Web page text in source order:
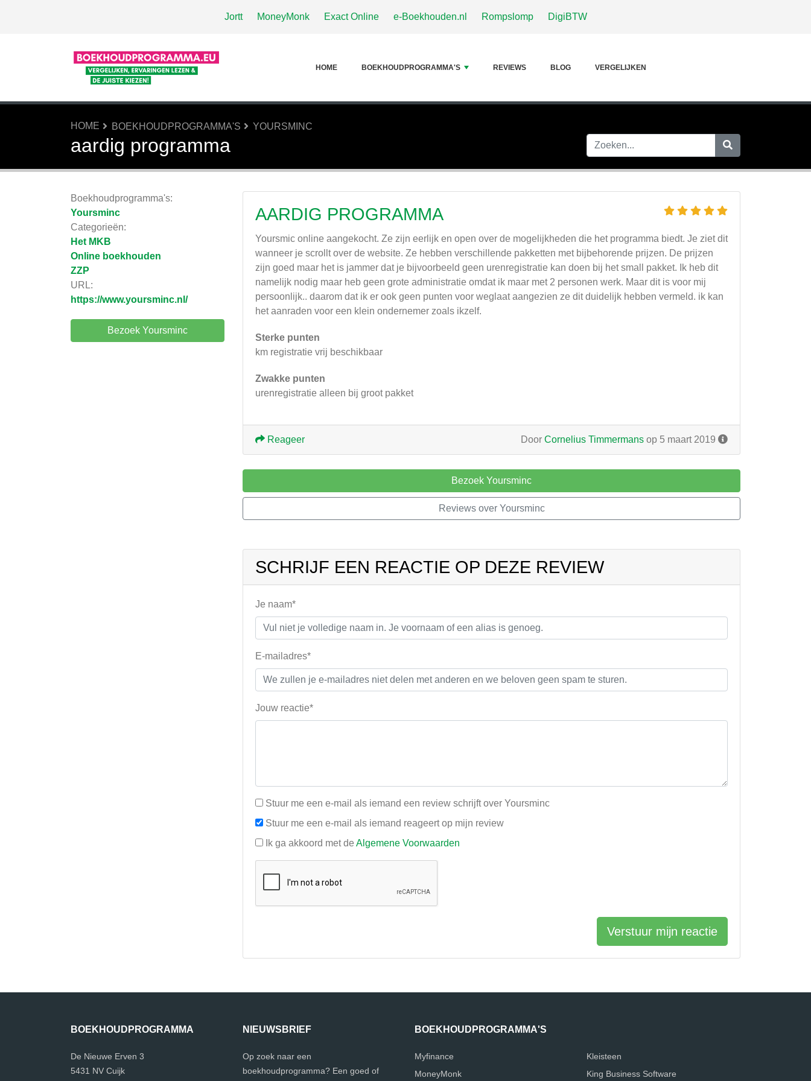
Jortt MoneyMonk Exact Online e-Boekhouden.nl Rompslomp DigiBTW
HOME BOEKHOUDPROGRAMMA'S REVIEWS BLOG VERGELIJKEN
HOME BOEKHOUDPROGRAMMA'S YOURSMINC
aardig programma
Boekhoudprogramma's:
Yoursminc
Categorieën:
Het MKB
Online boekhouden
ZZP
URL:
https://www.yoursminc.nl/
Bezoek Yoursminc
AARDIG PROGRAMMA
Yoursmic online aangekocht. Ze zijn eerlijk en open over de mogelijkheden die het programma biedt. Je ziet dit
wanneer je scrollt over de website. Ze hebben verschillende pakketten met bijbehorende prijzen. De prijzen
zijn goed maar het is jammer dat je bijvoorbeeld geen urenregistratie kan doen bij het small pakket. Ik heb dit
namelijk nodig maar heb geen grote administratie omdat ik maar met 2 personen werk. Maar dit is voor mij
persoonlijk.. daarom dat ik er ook geen punten voor weglaat aangezien ze dit duidelijk hebben vermeld. ik kan
het aanraden voor een klein ondernemer zoals ikzelf.
Sterke punten
km registratie vrij beschikbaar
Zwakke punten
urenregistratie alleen bij groot pakket
Door Cornelius Timmermans op 5 maart 2019
Reageer
Bezoek Yoursminc
Reviews over Yoursminc
SCHRIJF EEN REACTIE OP DEZE REVIEW
Je naam*
E-mailadres*
Jouw reactie*
Stuur me een e-mail als iemand een review schrijft over Yoursminc
Stuur me een e-mail als iemand reageert op mijn review
Ik ga akkoord met de Algemene Voorwaarden
Verstuur mijn reactie
BOEKHOUDPROGRAMMA
De Nieuwe Erven 3
5431 NV Cuijk
NIEUWSBRIEF
Op zoek naar een
boekhoudprogramma? Een goed of
BOEKHOUDPROGRAMMA'S
Myfinance
MoneyMonk
Kleisteen
King Business Software